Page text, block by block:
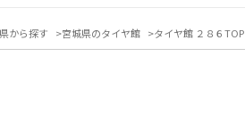
から探す 宮城県のタイヤ館 タイヤ館 ２８６TOP